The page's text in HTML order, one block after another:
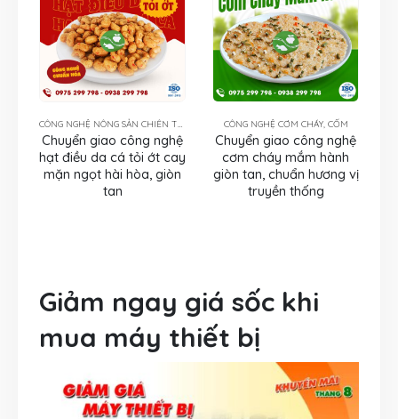
CÔNG NGHỆ NÔNG SẢN CHIÊN THƯỜNG TẨM GIA VỊ
Chuyển giao công nghệ
hạt điều da cá tỏi ớt cay
mặn ngọt hài hòa, giòn
tan
CÔNG NGHỆ CƠM CHÁY, CỐM
Chuyển giao công nghệ
cơm cháy mắm hành
giòn tan, chuẩn hương vị
truyền thống
Giảm ngay giá sốc khi
mua máy thiết bị